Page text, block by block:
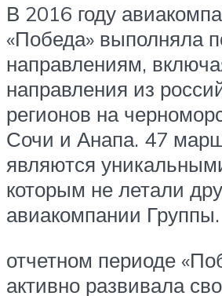
В 2016 году
«Победа» выполняла
направлениям,
направления из
регионов на
Сочи и Анапа. 47
являются
которым не летали
авиакомпании Группы.
отчетном периоде
активно развивала